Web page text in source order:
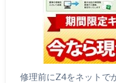
修理前にZ4をネットで